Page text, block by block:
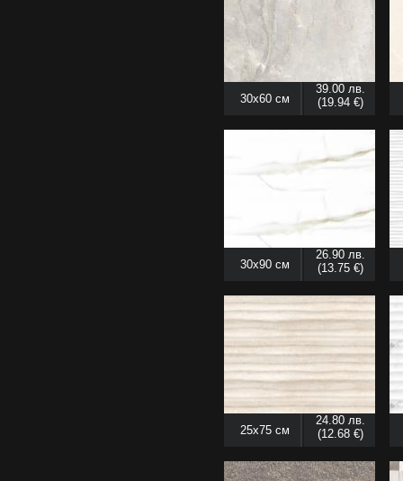
30x60 см
39.00 лв.
(19.94 €)
30x90 см
26.90 лв.
(13.75 €)
25x75 см
24.80 лв.
(12.68 €)